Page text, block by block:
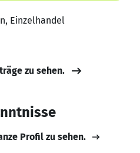
Einzelhandel
zu sehen.
Profil zu sehen.